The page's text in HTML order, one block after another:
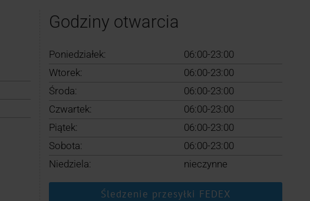
Godziny otwarcia
Poniedziałek:
06:00-23:00
Wtorek:
06:00-23:00
Środa:
06:00-23:00
Czwartek:
06:00-23:00
Piątek:
06:00-23:00
Sobota:
06:00-23:00
Niedziela:
nieczynne
Śledzenie przesyłki FEDEX